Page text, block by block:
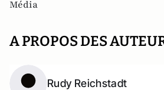
Média
A PROPOS DES
Rudy Reichstadt